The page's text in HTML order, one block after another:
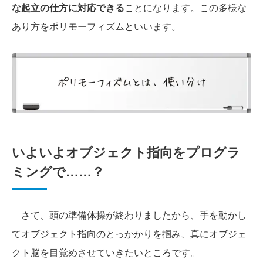
な起立の仕方に対応できることになります。この多様な
あり方をポリモーフィズムといいます。
いよいよオブジェクト指向をプログラ
ミングで……？
さて、頭の準備体操が終わりましたから、手を動かし
てオブジェクト指向のとっかかりを掴み、真にオブジェ
クト脳を目覚めさせていきたいところです。